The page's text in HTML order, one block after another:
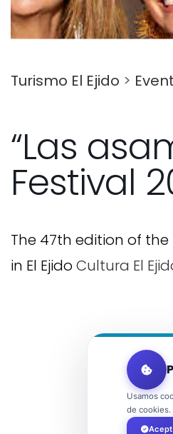
Turismo El Ejido >
“Las
Festival
The 47th edition of the
in El Ejido Cultura El
Usamos
de cookies.